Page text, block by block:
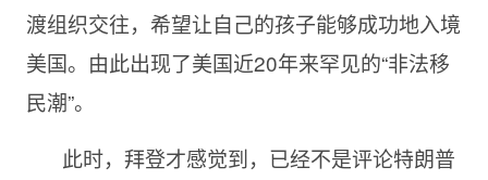
渡组织交往，希望让自己的孩子能够成功地入境
美国。由此出现了美国近20年来罕见的“非法移
民潮”。
此时，拜登才感觉到，已经不是评论特朗普